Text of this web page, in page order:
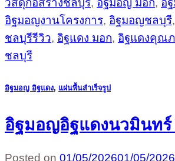
วัสดุก่อสร้างชลบุรี, อิฐมอญ มอก, อิ
อิฐมอญงานโครงการ, อิฐมอญชลบุรี,
ชลบุรีรีวิว, อิฐแดง มอก, อิฐแดงคุณ
ชลบุรี
อิฐมอญ อิฐแดง, แผ่นพื้นสำเร็จรูป
อิฐมอญอิฐแดงนวมินทร์
Posted on 01/05/202601/05/2026